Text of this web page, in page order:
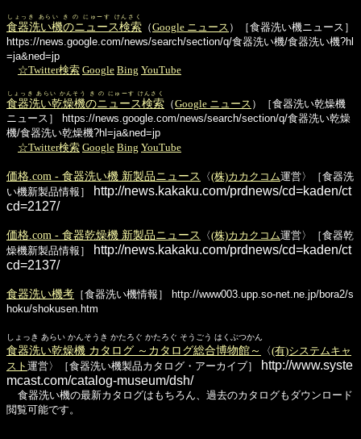
食器洗い機のニュース検索
しょっき あらい き の にゅーす けんさく
（Google ニュース ）［食器洗い機ニュース］
https://news.google.com/news/search/section/q/食器洗い機/食器洗い機?hl
=ja&ned=jp
☆Twitter検索 Google Bing YouTube
食器洗い乾燥機のニュース検索
しょっき あらい かんそう き の にゅーす けんさく
（Google ニュース ）［食器洗い乾燥機
ニュース］
機/食器洗い乾燥機?hl=ja&ned=jp
☆Twitter検索 Google Bing YouTube
価格.com - 食器洗い機 新製品ニュース 〈(株)カカクコム運営〉［食器洗
い機新製品情報］
http://news.kakaku.com/prdnews/cd=kaden/ct
cd=2127/
価格.com - 食器乾燥機 新製品ニュース 〈(株)カカクコム運営〉［食器乾
燥機新製品情報］
http://news.kakaku.com/prdnews/cd=kaden/ct
cd=2137/
食器洗い機考 ［食器洗い機情報］
http://www003.upp.so-net.ne.jp/bora2/s
hoku/shokusen.htm
しょっき あらい かんそうき かたろぐ かたろぐ そうごう はくぶつかん
食器洗い乾燥機 カタログ ～カタログ総合博物館～ 〈(有)システムキャ
スト 運営〉［食器洗い機製品カタログ・アーカイブ］
http://www.syste
mcast.com/catalog-museum/dsh/
食器洗い機の最新カタログはもちろん、過去のカタログもダウンロード
閲覧可能です。